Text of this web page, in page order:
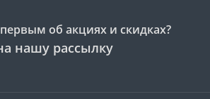
об акциях и скидках?
нашу рассылку